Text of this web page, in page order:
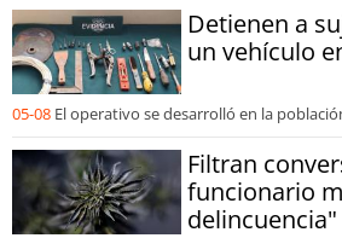
Detienen a
un vehículo
05-08 El operativo se desarrolló en la
Filtran
funcionario
delincuencia"